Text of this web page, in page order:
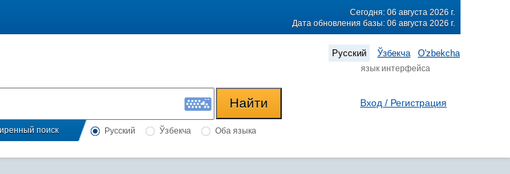
Сегодня: 06 августа 2026 г.
Дата обновления базы: 06 августа 2026 г.
Русский Ўзбекча O'zbekcha
язык интерфейса
поиск Русский Ўзбекча Оба языка
Вход / Регистрация